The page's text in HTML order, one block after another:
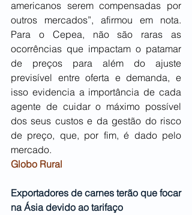
americanos serem compensadas por
outros mercados”, afirmou em nota.
Para o Cepea, não são raras as
ocorrências que impactam o patamar
de preços para além do ajuste
previsível entre oferta e demanda, e
isso evidencia a importância de cada
agente de cuidar o máximo possível
dos seus custos e da gestão do risco
de preço, que, por fim, é dado pelo
mercado.
Globo Rural
Exportadores de carnes terão que focar
na Ásia devido ao tarifaço